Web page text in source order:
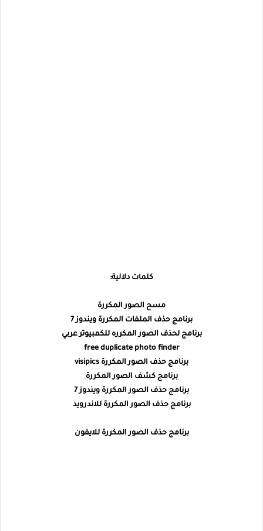
كلمات دلالية:
مسح الصور المكررة
برنامج حذف الملفات المكررة ويندوز 7
برنامج لحذف الصور المكرره للكمبيوتر عربي
free duplicate photo finder
برنامج حذف الصور المكررة visipics
برنامج كشف الصور المكررة
برنامج حذف الصور المكررة ويندوز 7
برنامج حذف الصور المكررة للاندرويد
برنامج حذف الصور المكررة للايفون